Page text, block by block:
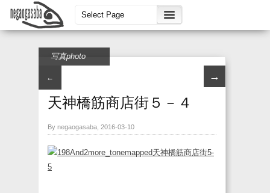
写真photo
← →
天神橋筋商店街５－４
By negaogasaba, 2016-03-10